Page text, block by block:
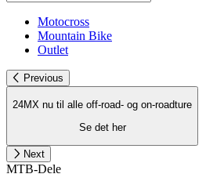
Motocross
Mountain Bike
Outlet
Previous
24MX nu til alle off-road- og on-roadture
Se det her
Next
MTB-Dele